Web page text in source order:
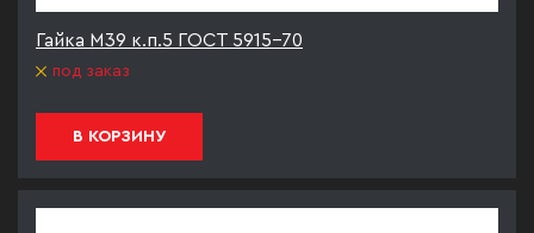
Гайка М39 к.п.5 ГОСТ 5915-70
под заказ
В КОРЗИНУ